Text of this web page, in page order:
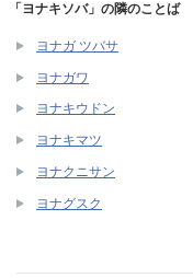
「ヨナキソバ」の隣のことば
ヨナガ ツバサ
ヨナガワ
ヨナキウドン
ヨナキマツ
ヨナクニサン
ヨナグスク